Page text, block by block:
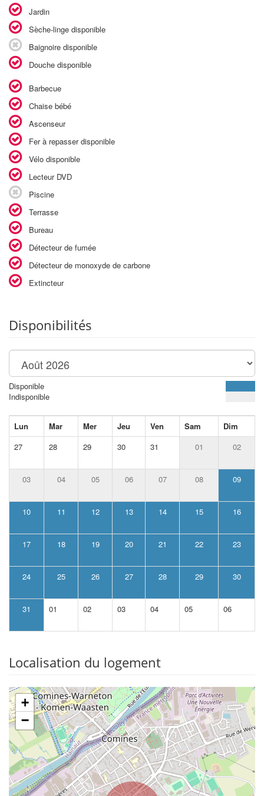
Jardin
Sèche-linge disponible
Baignoire disponible
Douche disponible
Barbecue
Chaise bébé
Ascenseur
Fer à repasser disponible
Vélo disponible
Lecteur DVD
Piscine
Terrasse
Bureau
Détecteur de fumée
Détecteur de monoxyde de carbone
Extincteur
Disponibilités
Disponible
Indisponible
Lun Mar Mer Jeu Ven Sam
Dim
27
28 29 30 31 01 02
03 04 05 06 07 08 09
10 11 12 13 14 15 16
17 18 19 20 21 22 23
24 25 26 27 28 29 30
31 01 02 03 04 05 06
Localisation du logement
+
−